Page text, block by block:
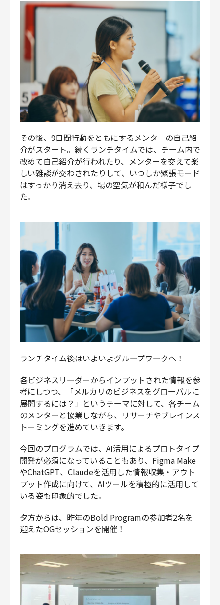
その後、9日間行動をともにするメンターの自己紹
介がスタート。続くランチタイムでは、チーム内で
改めて自己紹介が行われたり、メンターを交えて楽
しい雑談が交わされたりして、いつしか緊張モード
はすっかり消え去り、場の空気が和んだ様子でし
た。
ランチタイム後はいよいよグループワークへ！
各ビジネスリーダーからインプットされた情報を参
考にしつつ、「メルカリのビジネスをグローバルに
展開するには？」というテーマに対して、各チーム
のメンターと協業しながら、リサーチやブレインス
トーミングを進めていきます。
今回のプログラムでは、AI活用によるプロトタイプ
開発が必須になっていることもあり、Figma Make
やChatGPT、Claudeを活用した情報収集・アウト
プット作成に向けて、AIツールを積極的に活用して
いる姿も印象的でした。
夕方からは、昨年のBold Programの参加者2名を
迎えたOGセッションを開催！